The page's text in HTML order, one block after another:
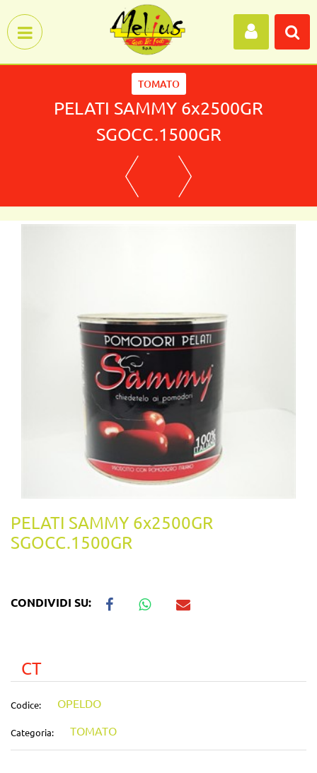
TOMATO
PELATI SAMMY 6x2500GR
SGOCC.1500GR
PELATI SAMMY 6x2500GR
SGOCC.1500GR
CONDIVIDI SU:
CT
Codice: OPELDO
Categoria: TOMATO